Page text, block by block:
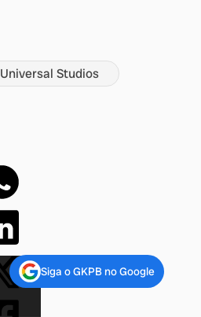
Universal Studios
Siga o GKPB no Google